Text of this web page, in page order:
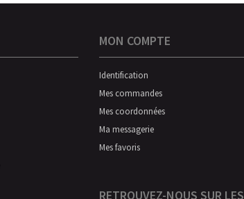
MON COMPTE
Identification
Mes commandes
Mes coordonnées
Ma messagerie
Mes favoris
RETROUVEZ-NOUS SUR LES